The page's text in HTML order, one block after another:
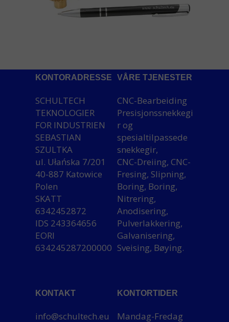
VÅRE TJENESTER
CNC-Bearbeiding
Presisjonssnekkegi
r og
spesialtilpassede
snekkegir,
CNC-Dreiing, CNC-
Fresing, Slipning,
Boring, Boring,
Nitrering,
Anodisering,
Pulverlakkering,
Galvanisering,
Sveising, Bøying.
KONTORTIDER
Mandag-Fredag
KONTORADRESSE
SCHULTECH
TEKNOLOGIER
FOR INDUSTRIEN
SEBASTIAN
SZULTKA
ul. Ułańska 7/201
40-887 Katowice
Polen
SKATT
6342452872
IDS 243364656
EORI
634245287200000
KONTAKT
info@schultech.eu